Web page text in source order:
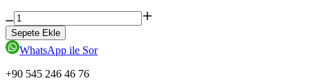
Sepete Ekle
WhatsApp ile Sor
+90 545 246 46 76